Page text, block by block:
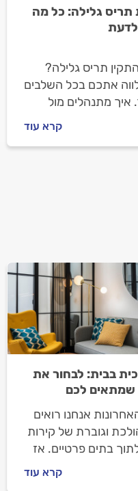
גלילה: כל מה
תריס גלילה?
אתכם בכל השלבים
איך מתנהלים מול
תריס גלילה? כל
בפנים.
קרא עוד
בבית: לבחור את
שמתאים לכם
אנחנו רואים
וגוברת של קירות
בתים פרטיים. אז
לבית ואיך בוחרים
קרא עוד